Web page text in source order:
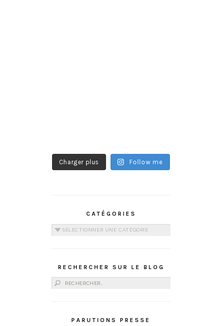
Charger plus Follow me
CATÉGORIES
Catégories
RECHERCHER SUR LE BLOG
Rechercher :
PARUTIONS PRESSE